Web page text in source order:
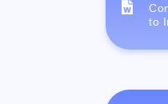
to